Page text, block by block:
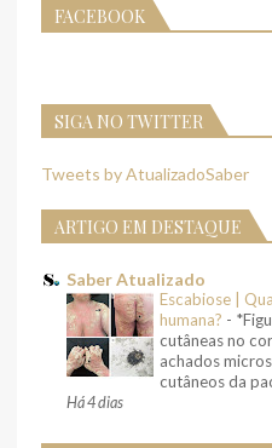
FACEBOOK
SIGA NO TWITTER
Tweets by AtualizadoSaber
ARTIGO EM DESTAQUE
Saber Atualizado
Escabiose |
humana? -
cutâneas no
achados
cutâneos da
Há 4 dias